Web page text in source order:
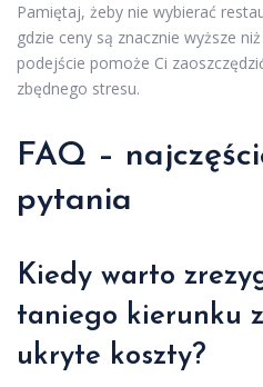
Pamiętaj, żeby nie wybierać
gdzie ceny są znacznie wyższe
podejście pomoże Ci
zbędnego stresu.
FAQ –
pytania
Kiedy warto
taniego kierunku
ukryte koszty?